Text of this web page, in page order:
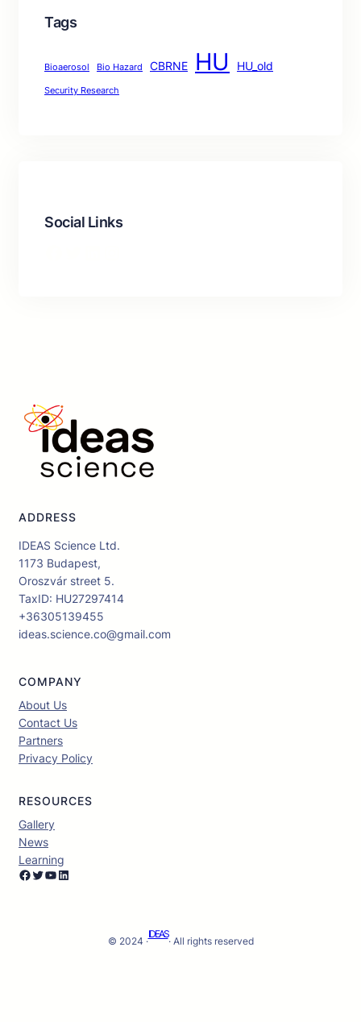
Tags
Bioaerosol Bio Hazard CBRNE HU HU_old
Security Research
Social Links
ADDRESS
IDEAS Science Ltd.
1173 Budapest,
Oroszvár street 5.
TaxID: HU27297414
+36305139455
ideas.science.co@gmail.com
COMPANY
About Us
Contact Us
Partners
Privacy Policy
RESOURCES
Gallery
News
Learning
Facebook Twitter YouTube LinkedIn
© 2024 ·
IDEAS
· All rights reserved